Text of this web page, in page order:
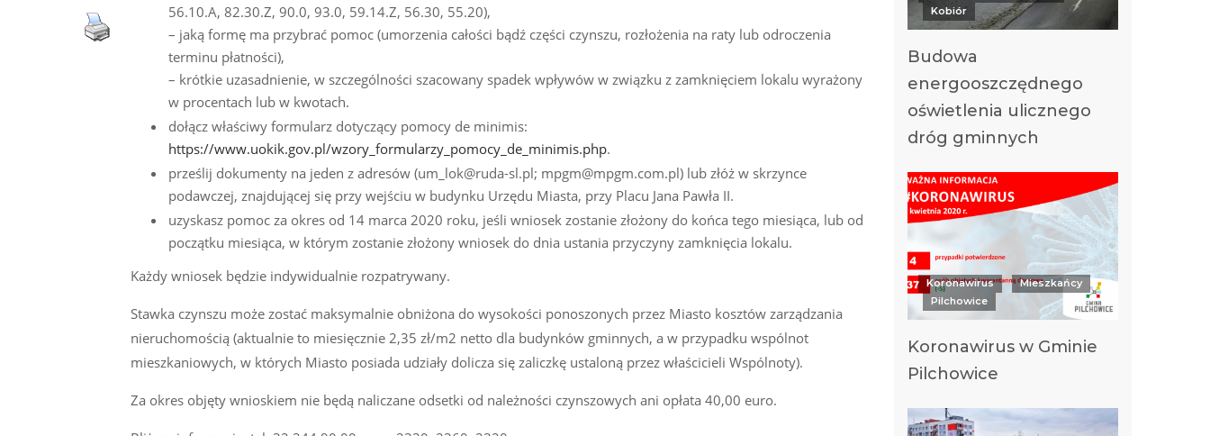
56.10.A, 82.30.Z, 90.0, 93.0, 59.14.Z, 56.30, 55.20),
– jaką formę ma przybrać pomoc (umorzenia całości bądź części czynszu, rozłożenia na raty lub odroczenia
terminu płatności),
– krótkie uzasadnienie, w szczególności szacowany spadek wpływów w związku z zamknięciem lokalu wyrażony
w procentach lub w kwotach.
dołącz właściwy formularz dotyczący pomocy de minimis:
https://www.uokik.gov.pl/wzory_formularzy_pomocy_de_minimis.php.
prześlij dokumenty na jeden z adresów (um_lok@ruda-sl.pl; mpgm@mpgm.com.pl) lub złóż w skrzynce
podawczej, znajdującej się przy wejściu w budynku Urzędu Miasta, przy Placu Jana Pawła II.
uzyskasz pomoc za okres od 14 marca 2020 roku, jeśli wniosek zostanie złożony do końca tego miesiąca, lub od
początku miesiąca, w którym zostanie złożony wniosek do dnia ustania przyczyny zamknięcia lokalu.
Każdy wniosek będzie indywidualnie rozpatrywany.
Stawka czynszu może zostać maksymalnie obniżona do wysokości ponoszonych przez Miasto kosztów zarządzania
nieruchomością (aktualnie to miesięcznie 2,35 zł/m2 netto dla budynków gminnych, a w przypadku wspólnot
mieszkaniowych, w których Miasto posiada udziały dolicza się zaliczkę ustaloną przez właścicieli Wspólnoty).
Za okres objęty wnioskiem nie będą naliczane odsetki od należności czynszowych ani opłata 40,00 euro.
Kobiór
Budowa
energooszczędnego
oświetlenia ulicznego
dróg gminnych
Koronawirus
Mieszkańcy
Pilchowice
Koronawirus w Gminie
Pilchowice